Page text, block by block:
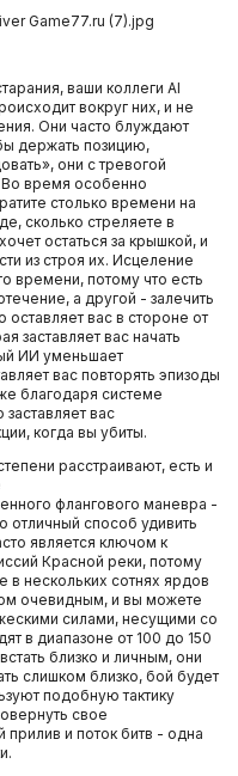
ваши коллеги AI
вокруг них, и не
Они часто блуждают
держать позицию,
они с тревогой
Во время особенно
столько времени на
сколько стреляете в
остаться за крышкой, и
из строя их. Исцеление
времени, потому что есть
а другой - залечить
вас в стороне от
заставляет вас начать
ИИ уменьшает
вас повторять эпизоды
благодаря системе
вас
когда вы убиты.
расстраивают, есть и
флангового маневра -
отличный способ удивить
является ключом к
Красной реки, потому
в нескольких сотнях ярдов
очевидным, и вы можете
силами, несущими со
в диапазоне от 100 до 150
близко и личным, они
слишком близко, бой будет
подобную тактику
свое
прилив и поток битв - одна